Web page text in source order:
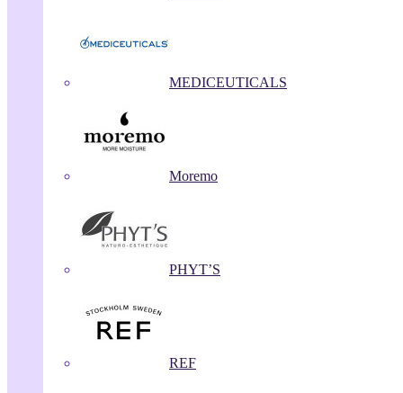
MEDICEUTICALS
Moremo
PHYT’S
REF